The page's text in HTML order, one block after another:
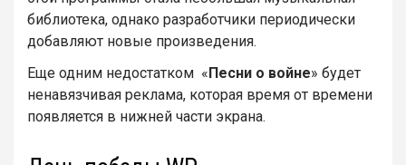
библиотека, однако разработчики периодически
добавляют новые произведения.
Еще одним недостатком « Песни о войне» будет
ненавязчивая реклама, которая время от времени
появляется в нижней части экрана.